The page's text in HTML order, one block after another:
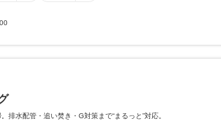
排水配管・追い焚き・G対策まで“まるっと”対応。